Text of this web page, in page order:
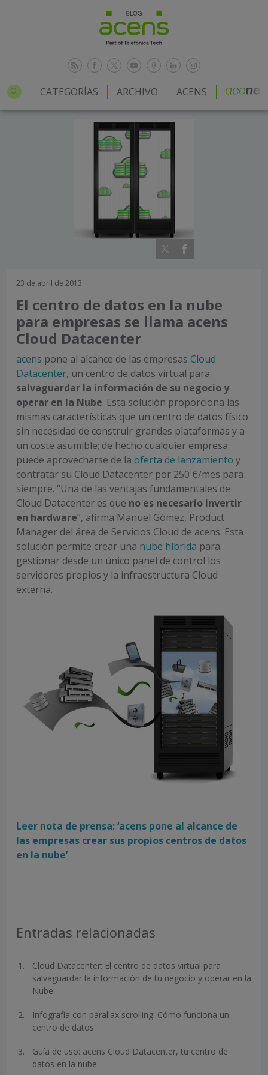
CATEGORÍAS ARCHIVO ACENS
23 de abril de 2013
El centro de datos en la nube
para empresas se llama acens
Cloud Datacenter
acens pone al alcance de las empresas Cloud
Datacenter, un centro de datos virtual para
salvaguardar la información de su negocio y
operar en la Nube. Esta solución proporciona las
mismas características que un centro de datos físico
sin necesidad de construir grandes plataformas y a
un coste asumible; de hecho cualquier empresa
puede aprovecharse de la oferta de lanzamiento y
contratar su Cloud Datacenter por 250 €/mes para
siempre. “Una de las ventajas fundamentales de
Cloud Datacenter es que no es necesario invertir
en hardware”, afirma Manuel Gómez, Product
Manager del área de Servicios Cloud de acens. Esta
solución permite crear una nube híbrida para
gestionar desde un único panel de control los
servidores propios y la infraestructura Cloud
externa.
Leer nota de prensa: ‘acens pone al alcance de
las empresas crear sus propios centros de datos
en la nube’
Entradas relacionadas
Cloud Datacenter: El centro de datos virtual para
salvaguardar la información de tu negocio y operar en la
Nube
Infografía con parallax scrolling: Cómo funciona un
centro de datos
Guía de uso: acens Cloud Datacenter, tu centro de
datos en la nube